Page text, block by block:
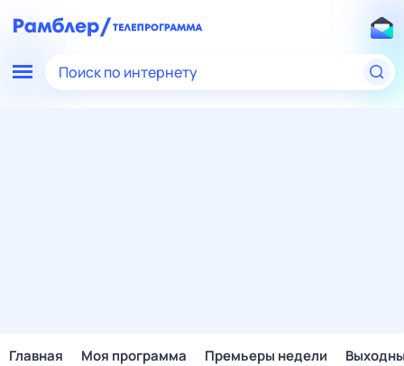
Поиск по интернету
Главная Моя программа Премьеры недели